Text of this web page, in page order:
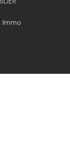
Immo